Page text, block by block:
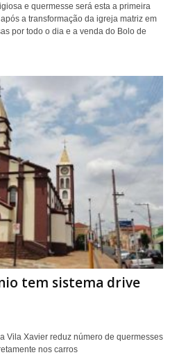
e quermesse será esta a primeira
a transformação da igreja matriz em
por todo o dia e a venda do Bolo de
tem sistema drive
Vila Xavier reduz número de quermesses
nos carros